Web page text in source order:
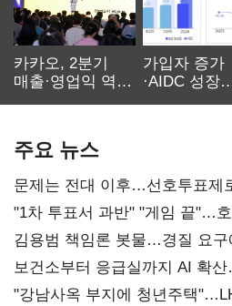
카카오, 2분기
매출·영업익 역대
가입자 증가
·AIDC 성장
주요 뉴스
문제는 전대 이후…선호투표제
불복'
"1차 투표서 과반" "게임 끝"…
김용범 책임론 봇물…경질 요구
보건소부터 응급실까지 AI 확
"강남사옥 부지에 청년주택